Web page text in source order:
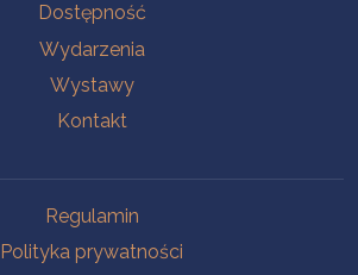
Dostępność
Wydarzenia
Wystawy
Kontakt
Regulamin
Polityka prywatności